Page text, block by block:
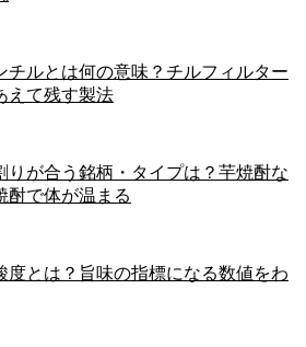
チルとは何の意味？チルフィルター
えて残す製法
りが合う銘柄・タイプは？芋焼酎な
酎で体が温まる
度とは？旨味の指標になる数値をわ